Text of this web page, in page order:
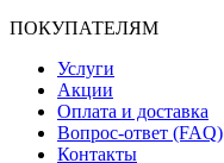
ПОКУПАТЕЛЯМ
Услуги
Акции
Оплата и доставка
Вопрос-ответ (FAQ)
Контакты